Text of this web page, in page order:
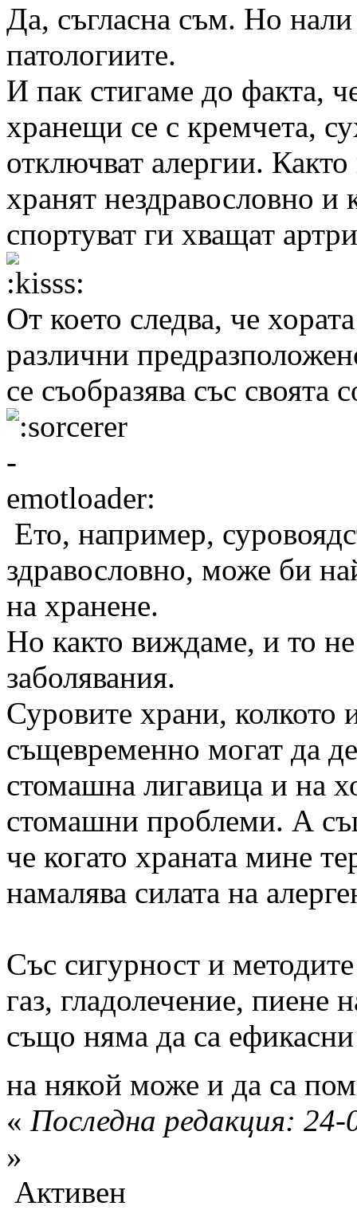
Да, съгласна съм. Но
патологиите.
И пак стигаме до факта,
хранещи се с кремчета,
отключват алергии.
хранят нездравословно и
спортуват ги хващат
От което следва, че
различни
се съобразява със своята
Ето, например,
здравословно, може би
на хранене.
Но както виждаме, и то
заболявания.
Суровите храни, колкото
същевременно могат да
стомашна лигавица и на
стомашни проблеми. А
че когато храната мине
намалява силата на
Със сигурност и
газ, гладолечение, пиене
също няма да са
на някой може и да са
« Последна редакция:
»
Активен